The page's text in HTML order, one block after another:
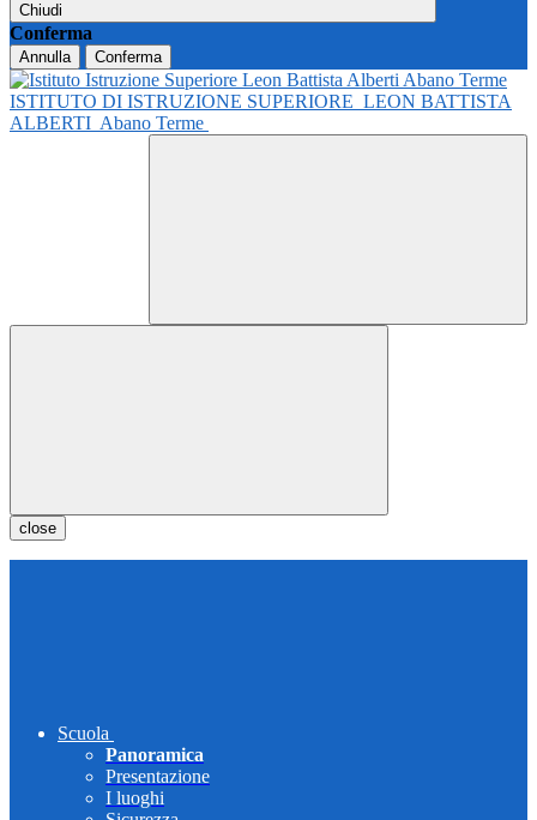
Chiudi
Conferma
Annulla Conferma
ISTITUTO DI ISTRUZIONE SUPERIORE LEON BATTISTA
ALBERTI Abano Terme
close
Scuola
Panoramica
Presentazione
I luoghi